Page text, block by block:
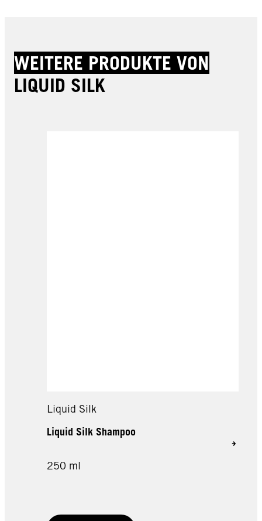
WEITERE PRODUKTE VON
LIQUID SILK
Liquid Silk
Liquid Silk Shampoo
250 ml